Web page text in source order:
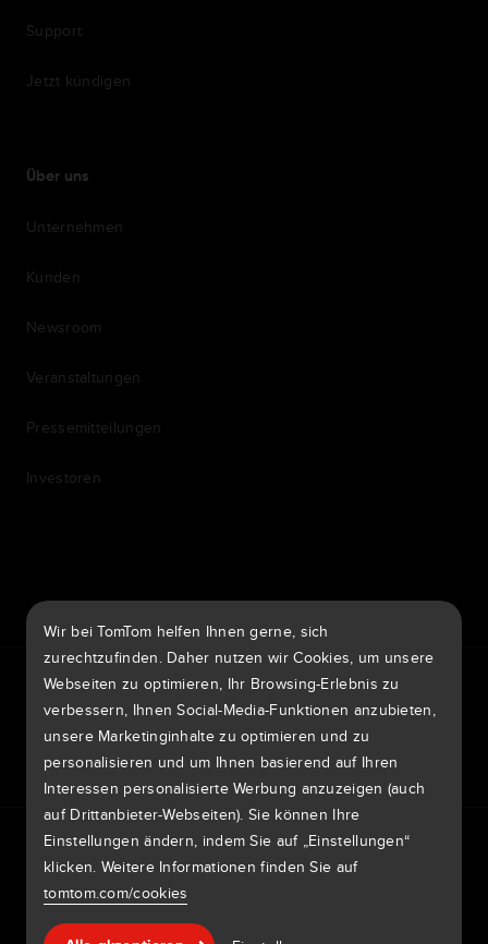
Support
Jetzt kündigen
Über uns
Unternehmen
Kunden
Newsroom
Veranstaltungen
Pressemitteilungen
Investoren
9th item of footer
TomTom Traffic IndexTomTom Kundenportal
TomTom Move PortalTomTom Suppliers
Deutschland
België | Nederlands
Belgique | Français
DatenschutzrichtlinieRechtliche Hinweise
Nutzung Ihrer DatenCookiesSicherheitsrisiken melden
Kartenaktualisierung melden
Copyright © 2026 TomTom International BV. All rights
Wir bei TomTom helfen Ihnen gerne, sich
zurechtzufinden. Daher nutzen wir Cookies, um unsere
Webseiten zu optimieren, Ihr Browsing-Erlebnis zu
verbessern, Ihnen Social-Media-Funktionen anzubieten,
unsere Marketinginhalte zu optimieren und zu
personalisieren und um Ihnen basierend auf Ihren
Interessen personalisierte Werbung anzuzeigen (auch
auf Drittanbieter-Webseiten). Sie können Ihre
Einstellungen ändern, indem Sie auf „Einstellungen“
klicken. Weitere Informationen finden Sie auf
tomtom.com/cookies